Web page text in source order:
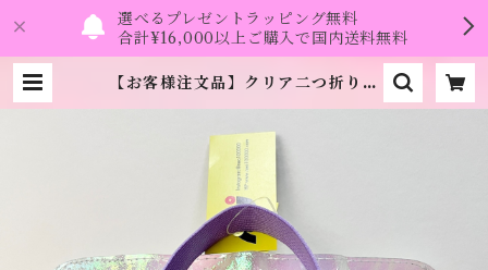
選べるプレゼントラッピング無料
合計¥16,000以上ご購入で国内送料無料
【お客様注文品】クリア二つ折り財